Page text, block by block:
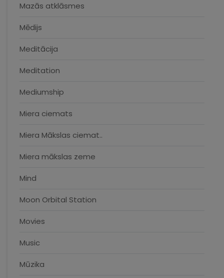
Mazās atklāsmes
Mēdijs
Meditācija
Meditation
Mediumship
Miera ciemats
Miera Mākslas ciemat..
Miera mākslas zeme
Mind
Moon Orbital Station
Movies
Music
Mūzika